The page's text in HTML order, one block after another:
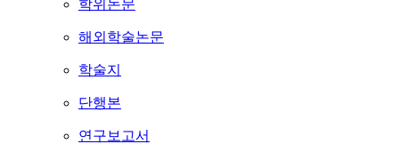
학위논문
해외학술논문
학술지
단행본
연구보고서